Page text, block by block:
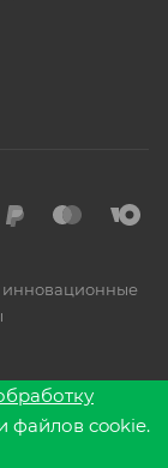
файлов cookie.